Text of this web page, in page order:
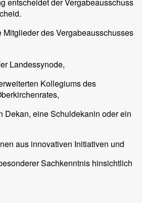
Mitglieder des Vergabeausschusses
Landessynode,
Kollegiums des
Dekan, eine Schuldekanin oder ein
aus innovativen Initiativen und
Sachkenntnis hinsichtlich